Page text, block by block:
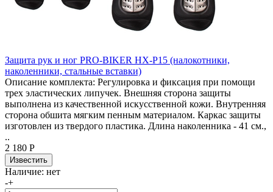
Защита рук и ног PRO-BIKER HX-P15 (налокотники,
наколенники, стальные вставки)
Описание комплекта: Регулировка и фиксация при помощи
трех эластических липучек. Внешняя сторона защиты
выполнена из качественной искусственной кожи. Внутренняя
сторона обшита мягким пенным материалом. Каркас защиты
изготовлен из твердого пластика. Длина наколенника - 41 см.,
..
2 180 Р
Наличие: нет
-+